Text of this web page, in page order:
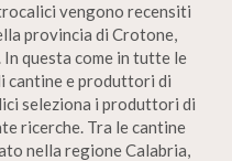
vengono recensiti
provincia di Crotone,
In questa come in tutte le
cantine e produttori di
seleziona i produttori di
ricerche. Tra le cantine
nella regione Calabria,